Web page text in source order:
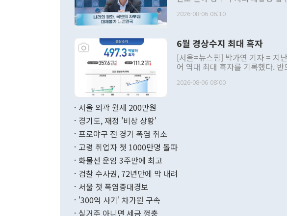
발언 중에는 정부 내 조율을 거치
주의적 희망에 근거한 비현실적
관의 대북 정책 관련 발언이 물의
관 부처 장관이 공개적으로 부정
관의 무리한 대북 접근법과 월권
다. [정동영 통일부 장관이 지난달 23일 오후 서울 종로구 정부서울청사에
무너졌다고도 했다. 또 "현 시점
함께 4자 대화의 동력을 확보하기
2026-08-06 06:10
6월 경상수지 최대 흑자
[서울=뉴스핌] 박가연 기자 = 지
어 역대 최대 흑자를 기록했다.
료=한국은행] 한국은행이 6일 발표한 '2026년 6월 국제수지(잠정)'에 따르
며 월간 기준 처음으로 1000억달
196.9% 급증했고 컴퓨터·주변기
수출은 160.4% 늘었으며 비IT
2026-08-06 08:00
서울 외곽 월세 200만원
경기도, 재정 '비상 상황'
프로야구 전 경기 폭염 취소
고령 취업자 첫 1000만명 돌파
화물선 운임 3주만에 최고
검찰 수사권, 72년만에 막 내려
서울 첫 폭염중대경보
'300억 사기' 차가원 구속
실거주 아니면 세금 껑충